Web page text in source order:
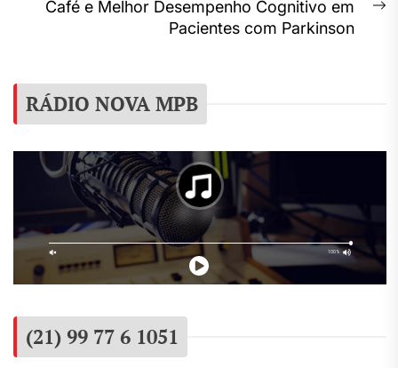
Café e Melhor Desempenho Cognitivo em
Pacientes com Parkinson
RÁDIO NOVA MPB
(21) 99 77 6 1051